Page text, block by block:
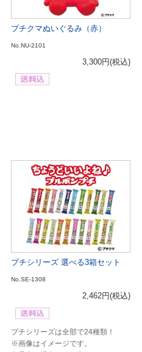
プチクマぬいぐるみ（赤）
No.NU-2101
3,300円(税込)
プチシリーズ 選べる3箱セット
No.SE-1308
2,462円(税込)
プチシリーズは全部で24種類！
※画像はイメージです。